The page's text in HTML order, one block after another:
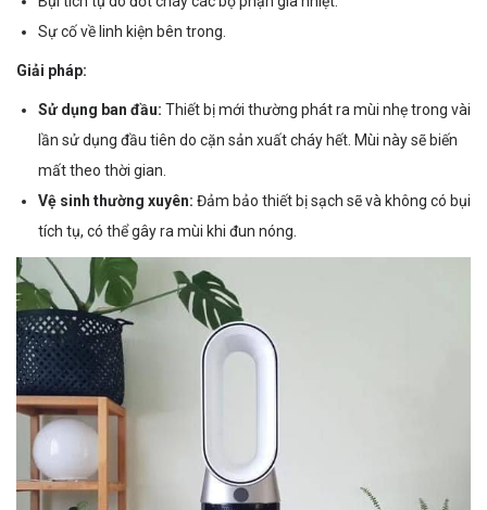
Sự cố về linh kiện bên trong.
Giải pháp:
Sử dụng ban đầu: Thiết bị mới thường phát ra mùi nhẹ trong vài
lần sử dụng đầu tiên do cặn sản xuất cháy hết. Mùi này sẽ biến
mất theo thời gian.
Vệ sinh thường xuyên: Đảm bảo thiết bị sạch sẽ và không có bụi
tích tụ, có thể gây ra mùi khi đun nóng.